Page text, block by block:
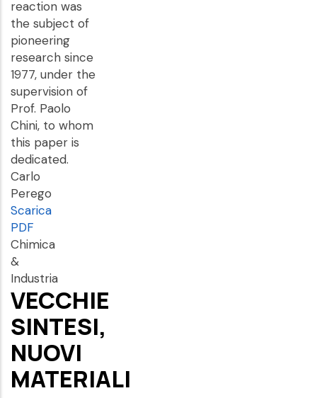
reaction was
the subject of
pioneering
research since
1977, under the
supervision of
Prof. Paolo
Chini, to whom
this paper is
dedicated.
Carlo
Perego
Scarica
PDF
Chimica
&
Industria
VECCHIE
SINTESI,
NUOVI
MATERIALI